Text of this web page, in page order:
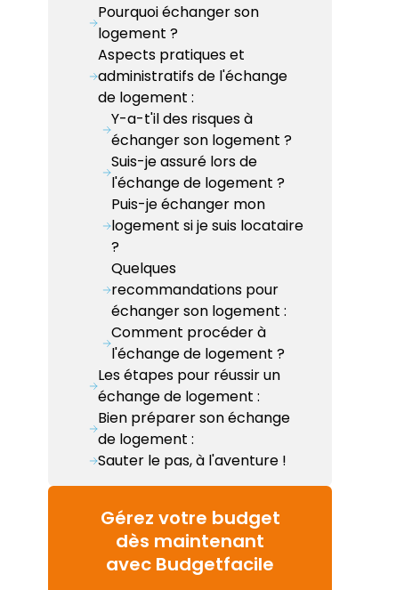
Pourquoi échanger son
logement ?
Aspects pratiques et
administratifs de l'échange
de logement :
Y-a-t'il des risques à
échanger son logement ?
Suis-je assuré lors de
l'échange de logement ?
Puis-je échanger mon
logement si je suis locataire
?
Quelques
recommandations pour
échanger son logement :
Comment procéder à
l'échange de logement ?
Les étapes pour réussir un
échange de logement :
Bien préparer son échange
de logement :
Sauter le pas, à l'aventure !
Gérez votre budget
dès maintenant
avec Budgetfacile